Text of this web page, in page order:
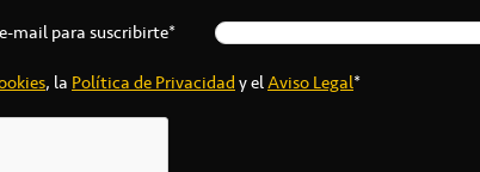
mail para suscribirte*
, la Política de Privacidady elAviso Legal*